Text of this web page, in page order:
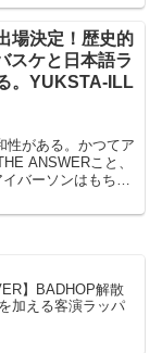
場決定！歴史的
スケと日本語ラ
。YUKSTA-ILL
性がある。かつてア
ANSWERこと、
バーソンはもちろ
】BADHOP解散
加える客演ラッパ